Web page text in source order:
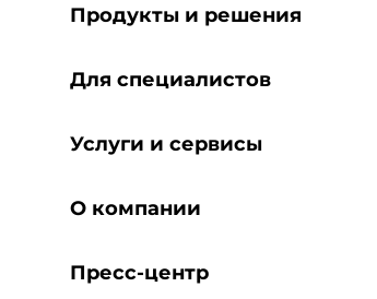
Продукты и решения
Для специалистов
Услуги и сервисы
О компании
Пресс-центр